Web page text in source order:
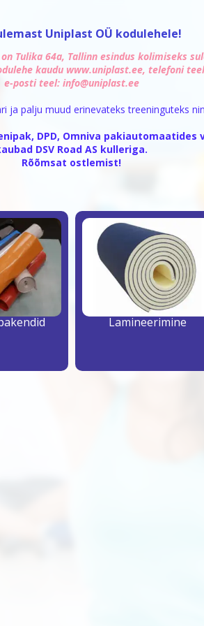
Uniplast OÜ kodulehele!
Tulika 64a, Tallinn esindus kolimiseks
kaudu www.uniplast.ee, telefoni
e-posti teel: info@uniplast.ee
ja palju muud erinevateks treeninguteks
DPD, Omniva
DSV Road AS kulleriga.
Rõõmsat ostlemist!
Lamineerimine